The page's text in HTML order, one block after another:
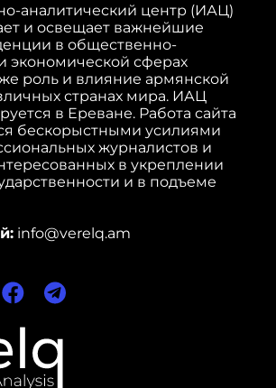
аналитический центр (ИАЦ)
и освещает важнейшие
в общественно-
экономической сферах
роль и влияние армянской
странах мира. ИАЦ
в Ереване. Работа сайта
бескорыстными усилиями
журналистов и
в укреплении
и в подъеме
info@verelq.am